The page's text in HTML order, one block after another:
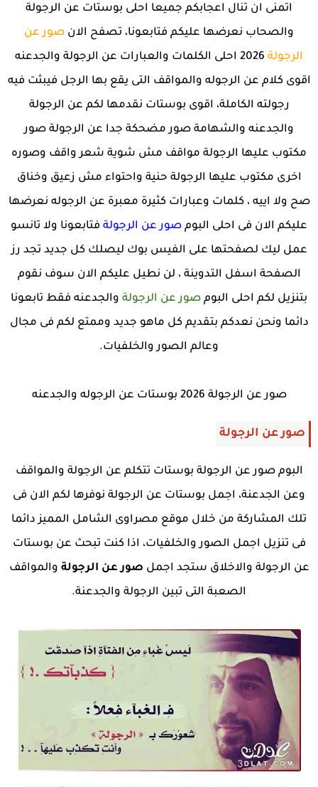
اتمنى ان تنال اعجابكم جميعا احلى بوستات عن الرجولة
والصحاب نعرضها عليكم فتابعونا، تصفح الان صور عن
الرجولة
2026 احلى الكلمات والعبارات عن الرجولة والجدعنه
اقوى كلام عن الرجوله والمواقف التى يقع بها الرجل فيبثت فيه
رجولته الكاملة، اقوى بوستات نقدمها لكم عن الرجولة
والجدعنه والشهامة صور مضحكة جدا عن الرجولة صور
مكتوب عليها الرجولة مواقف مش شوية شعر واقف وصوره
اخرى مكتوب عليها الرجولة حنية واحتواء مش زعيق وخناق
صح ولا اييه ، كلمات وعبارات كثيرة معبرة عن الرجوله نعرضها
عليكم الان فى احلى البوم صور عن الرجولة فتابعونا ولا تانسو
عمل ليك لصفحتها على الفيس بوك ليصلك كل جديد تجد رز
الصفحة اسفل التدوينة ، لن نطيل عليكم الان سوف نقوم
بتنزيل لكم احلى البوم صور عن الرجولة والجدعنه فقط تابعونا
دائما ونحن نعدكم بتقديم كل ماهو جديد وممتع لكم فى مجال
وعالم الصور والخلفيات.
صور عن الرجولة 2026 بوستات عن الرجوله والجدعنه
صور عن الرجولة
البوم صور عن الرجولة بوستات تتكلم عن الرجولة والمواقف
وعن الجدعنة، اجمل بوستات عن الرجولة نوفرها لكم الان فى
تلك المشاركة من خلال موقع مصراوى الشامل المميز دائما
فى تنزيل اجمل الصور والخلفيات، اذا كنت تبحث عن بوستات
عن الرجولة والاخلاق ستجد اجمل صور عن الرجولة والمواقف
الصعبة التى تبين الرجولة والجدعنة.